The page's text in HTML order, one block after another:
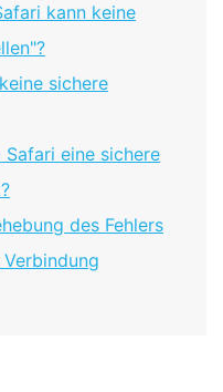
kann keine
sichere
eine sichere
des Fehlers